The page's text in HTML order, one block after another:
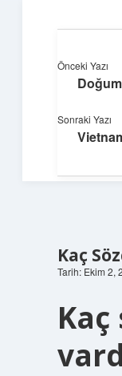
Kaç
Tarih: Ekim 2,
Önceki Yazı
Sonraki Yazı